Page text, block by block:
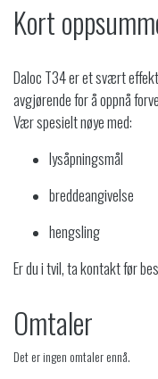
Kort
Daloc T34 er et svært
avgjørende for å oppnå
Vær spesielt nøye med:
lysåpningsmål
breddeangivelse
hengsling
Er du i tvil, ta kontakt før
Omtaler
Det er ingen omtaler ennå.